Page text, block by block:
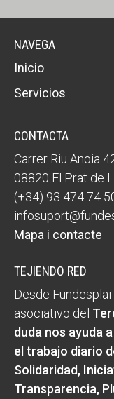
NAVEGA
Inicio
Servicios
CONTACTA
Carrer Riu Anoia
08820 El Prat de
(+34) 93 474 74
Mapa i contacte
TEJIENDO RED
Desde
asociativo del
duda nos ayuda
el trabajo diario
Solidaridad,
Transparencia,